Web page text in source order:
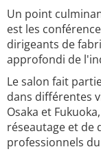
Un point
est les
dirigeants de
approfondi de
Le salon fait
dans différentes
Osaka et
réseautage et de
professionnels